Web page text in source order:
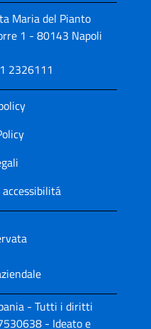
Maria del Pianto
1 - 80143 Napoli
2326111
- Tutti i diritti
- Ideato e